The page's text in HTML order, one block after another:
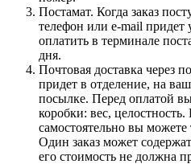
Постамат. Когда заказ
телефон или e-mail
оплатить в терминале
дня.
Почтовая доставка через
придет в отделение, на
посылке. Перед оплатой
коробки: вес,
самостоятельно вы можете
Один заказ может
его стоимость не должна